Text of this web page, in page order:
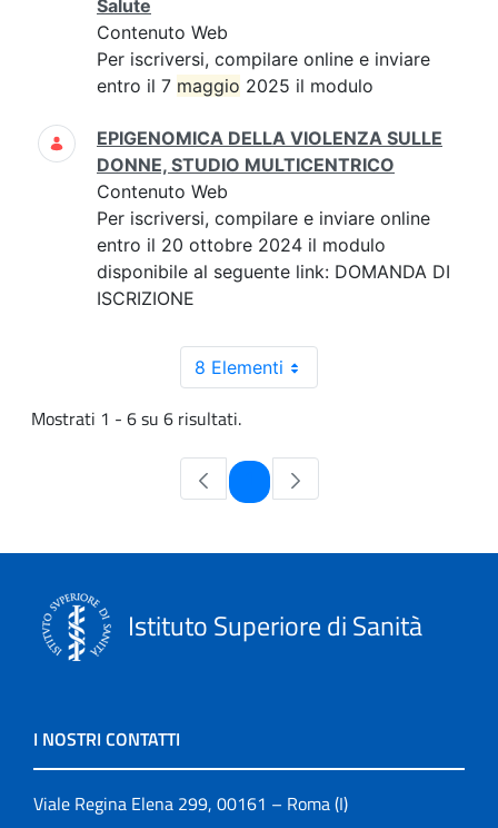
Salute
Contenuto Web
Per iscriversi, compilare online e inviare
entro il 7 maggio 2025 il modulo
EPIGENOMICA DELLA VIOLENZA SULLE
DONNE, STUDIO MULTICENTRICO
Contenuto Web
Per iscriversi, compilare e inviare online
entro il 20 ottobre 2024 il modulo
disponibile al seguente link: DOMANDA DI
ISCRIZIONE
8 Elementi
Mostrati 1 - 6 su 6 risultati.
Pagina
Istituto Superiore di Sanità
I NOSTRI CONTATTI
Viale Regina Elena 299, 00161 – Roma (I)